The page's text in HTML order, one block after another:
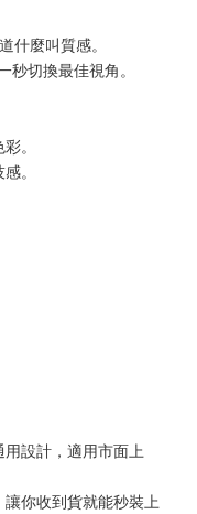
什麼叫質感。
切換最佳視角。
。
。
設計，適用市面上
你收到貨就能秒裝上